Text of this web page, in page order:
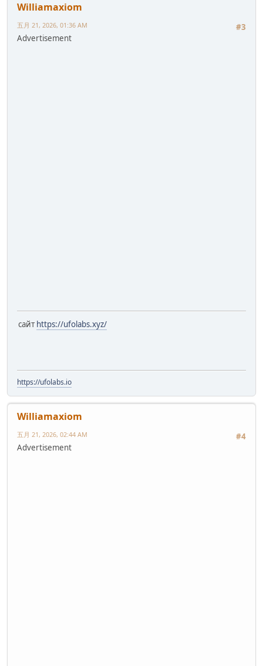
Williamaxiom
#3
五月 21, 2026, 01:36 AM
Advertisement
сайт https://ufolabs.xyz/
https://ufolabs.io
Williamaxiom
#4
五月 21, 2026, 02:44 AM
Advertisement